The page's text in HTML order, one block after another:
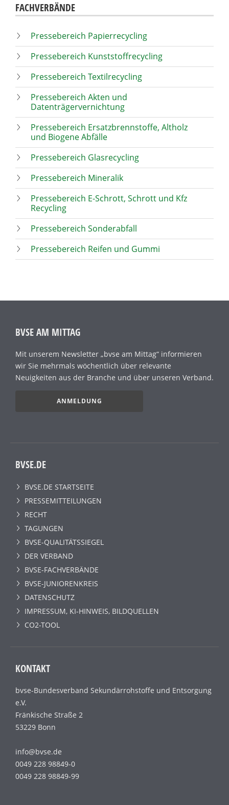
FACHVERBÄNDE
Pressebereich Papierrecycling
Pressebereich Kunststoffrecycling
Pressebereich Textilrecycling
Pressebereich Akten und
Datenträgervernichtung
Pressebereich Ersatzbrennstoffe, Altholz
und Biogene Abfälle
Pressebereich Glasrecycling
Pressebereich Mineralik
Pressebereich E-Schrott, Schrott und Kfz
Recycling
Pressebereich Sonderabfall
Pressebereich Reifen und Gummi
BVSE AM MITTAG
Mit unserem Newsletter „bvse am Mittag“ informieren
wir Sie mehrmals wöchentlich über relevante
Neuigkeiten aus der Branche und über unseren Verband.
ANMELDUNG
BVSE.DE
BVSE.DE STARTSEITE
PRESSEMITTEILUNGEN
RECHT
TAGUNGEN
BVSE-QUALITÄTSSIEGEL
DER VERBAND
BVSE-FACHVERBÄNDE
BVSE-JUNIORENKREIS
DATENSCHUTZ
IMPRESSUM, KI-HINWEIS, BILDQUELLEN
CO2-TOOL
KONTAKT
bvse-Bundesverband Sekundärrohstoffe und Entsorgung
e.V.
Fränkische Straße 2
53229 Bonn
info@bvse.de
0049 228 98849-0
0049 228 98849-99